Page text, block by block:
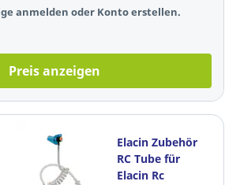
anmelden oder Konto erstellen.
Preis anzeigen
Elacin Zubehör
RC Tube für
Elacin Rc